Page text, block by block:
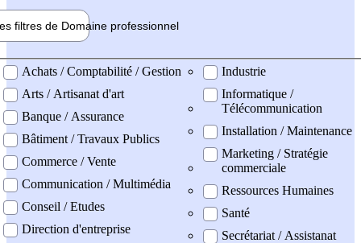
filtres de Domaine professionnel
professionel
Achats / Comptabilité / Gestion
Arts / Artisanat d'art
Banque / Assurance
Bâtiment / Travaux Publics
Commerce / Vente
Communication / Multimédia
Conseil / Etudes
Direction d'entreprise
Industrie
Informatique /
Télécommunication
Installation / Maintenance
Marketing / Stratégie
commerciale
Ressources Humaines
Santé
Secrétariat / Assistanat